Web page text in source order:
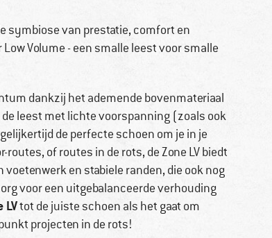
symbiose van prestatie, comfort en
Volume - een smalle leest voor smalle
dankzij het ademende bovenmateriaal
leest met lichte voorspanning (zoals ook
de perfecte schoen om je in je
of routes in de rots, de Zone LV biedt
en stabiele randen, die ook nog
voor een uitgebalanceerde verhouding
LVtot de juiste schoen als het gaat om
projecten in de rots!